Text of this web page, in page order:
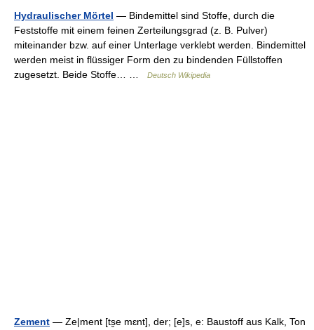
Hydraulischer Mörtel — Bindemittel sind Stoffe, durch die
Feststoffe mit einem feinen Zerteilungsgrad (z. B. Pulver)
miteinander bzw. auf einer Unterlage verklebt werden. Bindemittel
werden meist in flüssiger Form den zu bindenden Füllstoffen
zugesetzt. Beide Stoffe… …
Deutsch Wikipedia
Zement — Ze|ment [ts̮e mɛnt], der; [e]s, e: Baustoff aus Kalk, Ton